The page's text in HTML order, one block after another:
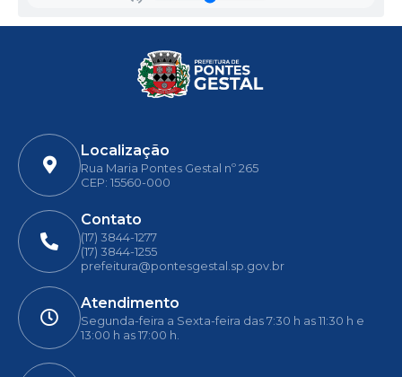
Localização
Rua Maria Pontes Gestal nº 265
CEP: 15560-000
Contato
(17) 3844-1277
(17) 3844-1255
prefeitura@pontesgestal.sp.gov.br
Atendimento
Segunda-feira a Sexta-feira das 7:30 h as 11:30 h e
13:00 h as 17:00 h.